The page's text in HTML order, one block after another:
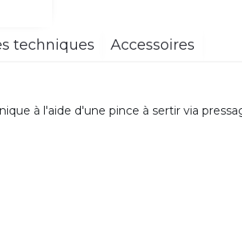
techniques Accessoires
à l'aide d'une pince à sertir via